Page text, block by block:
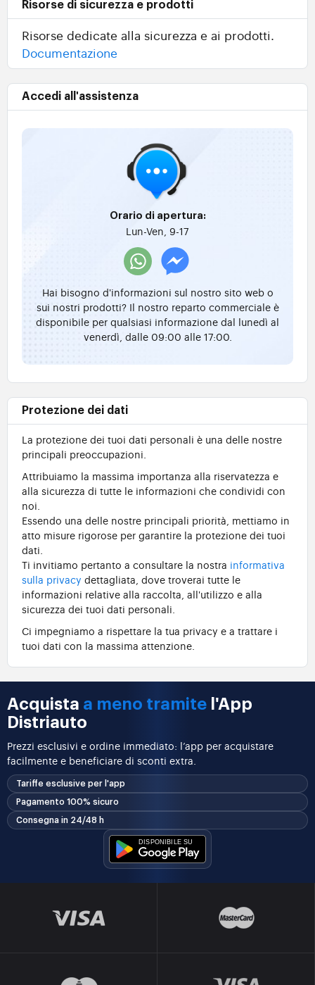
Risorse di sicurezza e prodotti
Risorse dedicate alla sicurezza e ai prodotti.
Documentazione
Accedi all'assistenza
Orario di apertura:
Lun-Ven, 9-17
Hai bisogno d'informazioni sul nostro sito web o
sui nostri prodotti? Il nostro reparto commerciale è
disponibile per qualsiasi informazione dal lunedì al
venerdì, dalle 09:00 alle 17:00.
Protezione dei dati
La protezione dei tuoi dati personali è una delle nostre
principali preoccupazioni.
Attribuiamo la massima importanza alla riservatezza e
alla sicurezza di tutte le informazioni che condividi con
noi.
Essendo una delle nostre principali priorità, mettiamo in
atto misure rigorose per garantire la protezione dei tuoi
dati.
Ti invitiamo pertanto a consultare la nostra informativa
sulla privacy dettagliata, dove troverai tutte le
informazioni relative alla raccolta, all'utilizzo e alla
sicurezza dei tuoi dati personali.
Ci impegniamo a rispettare la tua privacy e a trattare i
tuoi dati con la massima attenzione.
Acquista a meno tramite l'App
Distriauto
Prezzi esclusivi e ordine immediato: l’app per acquistare
facilmente e beneficiare di sconti extra.
Tariffe esclusive per l'app
Pagamento 100% sicuro
Consegna in 24/48 h